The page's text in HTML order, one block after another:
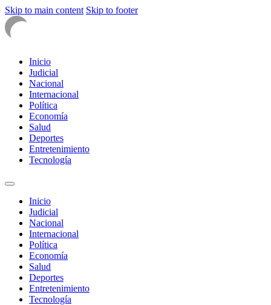
Skip to main content Skip to footer
Inicio
Judicial
Nacional
Internacional
Política
Economía
Salud
Deportes
Entretenimiento
Tecnología
Inicio
Judicial
Nacional
Internacional
Política
Economía
Salud
Deportes
Entretenimiento
Tecnología